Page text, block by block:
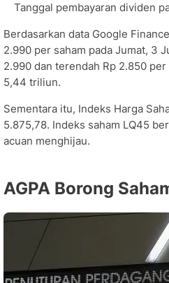
Tanggal pembayaran dividen
Berdasarkan data Google
2.990 per saham pada Jumat, 3
2.990 dan terendah Rp 2.850
5,44 triliun.
Sementara itu, Indeks Harga
5.875,78. Indeks saham LQ45
acuan menghijau.
AGPA Borong